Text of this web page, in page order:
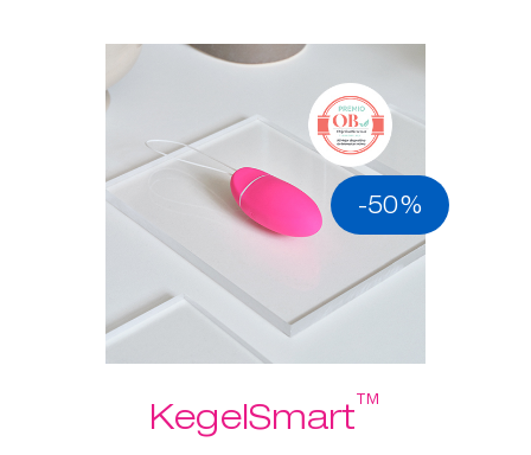
-50%
KegelSmart™